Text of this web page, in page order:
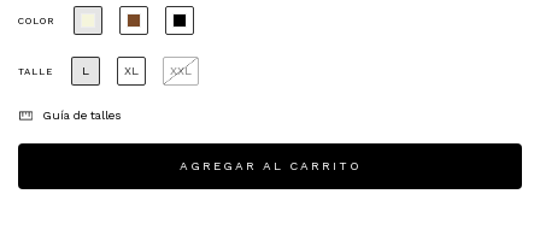
COLOR
TALLE L XL XXL
Guía de talles